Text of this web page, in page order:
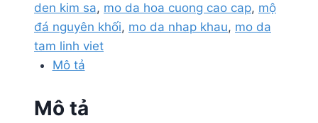
den kim sa, mo da hoa cuong cao cap, mộ
đá nguyên khối, mo da nhap khau, mo da
tam linh viet
Mô tả
Mô tả